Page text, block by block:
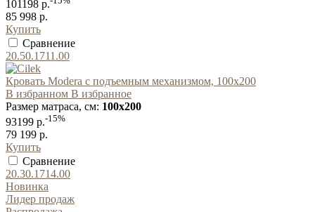
101198 р.
85 998 р.
Купить
Сравнение
20.50.1711.00
Кровать Modera с подъемным механизмом, 100x200
В избранном В избранное
Размер матраса, см: 100x200
93199 р.-15%
79 199 р.
Купить
Сравнение
20.30.1714.00
Новинка
Лидер продаж